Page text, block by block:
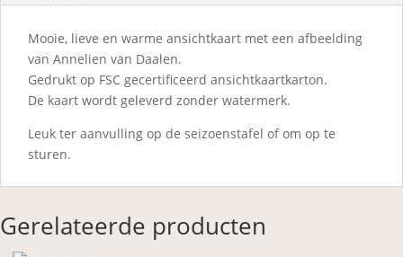
Mooie, lieve en warme ansichtkaart met een afbeelding
van Annelien van Daalen.
Gedrukt op FSC gecertificeerd ansichtkaartkarton.
​De kaart wordt geleverd zonder watermerk.
Leuk ter aanvulling op de seizoenstafel of om op te
sturen.
Gerelateerde producten